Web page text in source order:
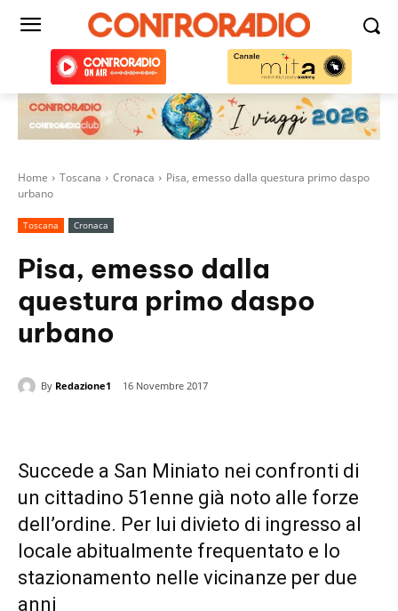
Home Toscana Cronaca
Pisa, emesso dalla questura primo daspo
urbano
Toscana Cronaca
Pisa, emesso dalla
questura primo daspo
urbano
By Redazione1 16 Novembre 2017
Succede a San Miniato nei confronti di
un cittadino 51enne già noto alle forze
dell’ordine. Per lui divieto di ingresso al
locale abitualmente frequentato e lo
stazionamento nelle vicinanze per due
anni